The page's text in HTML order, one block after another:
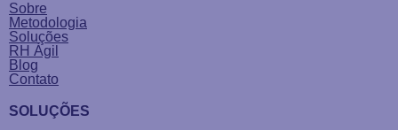
Sobre
Metodologia
Soluções
RH Ágil
Blog
Contato
SOLUÇÕES